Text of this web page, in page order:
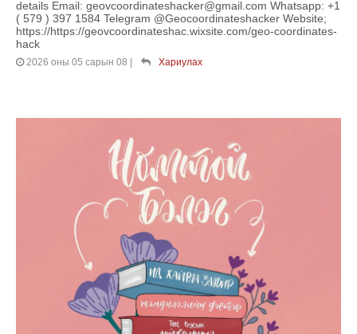
details Email: geovcoordinateshacker@gmail.com Whatsapp: +1
( 579 ) 397 1584 Telegram @Geocoordinateshacker Website;
https://https://geovcoordinateshac.wixsite.com/geo-coordinates-
hack
2026 оны 05 сарын 08 Хариулах